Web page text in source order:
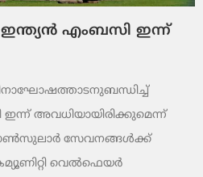
ഇന്ത്യൻ എംബസി ഇന്ന്
അവധിയായിരിക്കുമെന്ന്
സേവനങ്ങൾക്ക്
വെൽഫെയർ